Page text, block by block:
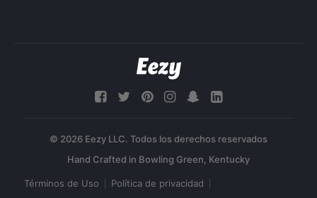
© 2026 Eezy LLC. Todos los derechos reservados
Términos de Uso Política de privacidad